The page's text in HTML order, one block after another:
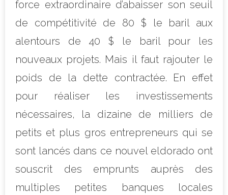
force extraordinaire d’abaisser son seuil
de compétitivité de 80 $ le baril aux
alentours de 40 $ le baril pour les
nouveaux projets. Mais il faut rajouter le
poids de la dette contractée. En effet
pour réaliser les
investissements
nécessaires, la dizaine de milliers de
petits et plus gros entrepreneurs qui se
sont lancés dans ce nouvel eldorado ont
souscrit des emprunts auprès des
multiples petites banques locales